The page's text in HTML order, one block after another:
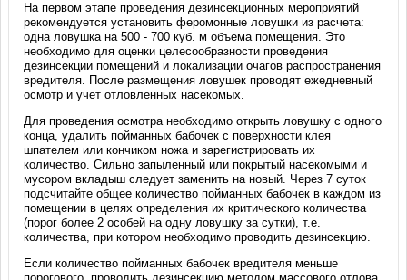
На первом этапе проведения дезинсекционных мероприятий
рекомендуется установить феромонные ловушки из расчета:
одна ловушка на 500 - 700 куб. м объема помещения. Это
необходимо для оценки целесообразности проведения
дезинсекции помещений и локализации очагов распространения
вредителя. После размещения ловушек проводят ежедневный
осмотр и учет отловленных насекомых.
Для проведения осмотра необходимо открыть ловушку с одного
конца, удалить пойманных бабочек с поверхности клея
шпателем или кончиком ножа и зарегистрировать их
количество. Сильно запыленный или покрытый насекомыми и
мусором вкладыш следует заменить на новый. Через 7 суток
подсчитайте общее количество пойманных бабочек в каждом из
помещении в целях определения их критического количества
(порог более 2 особей на одну ловушку за сутки), т.е.
количества, при котором необходимо проводить дезинсекцию.
Если количество пойманных бабочек вредителя меньше